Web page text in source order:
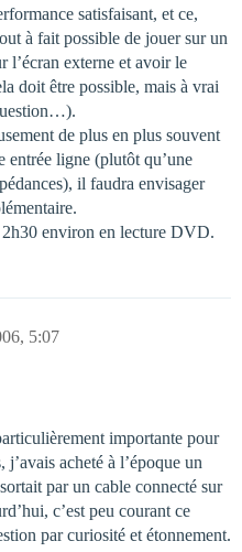
satisfaisant, et ce,
à fait possible de jouer sur un
l’écran externe et avoir le
doit être possible, mais à vrai
de plus en plus souvent
ligne (plutôt qu’une
il faudra envisager
environ en lecture DVD.
5:07
importante pour
acheté à l’époque un
par un cable connecté sur
c’est peu courant ce
par curiosité et étonnement.